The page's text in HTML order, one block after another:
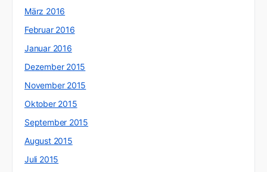
März 2016
Februar 2016
Januar 2016
Dezember 2015
November 2015
Oktober 2015
September 2015
August 2015
Juli 2015